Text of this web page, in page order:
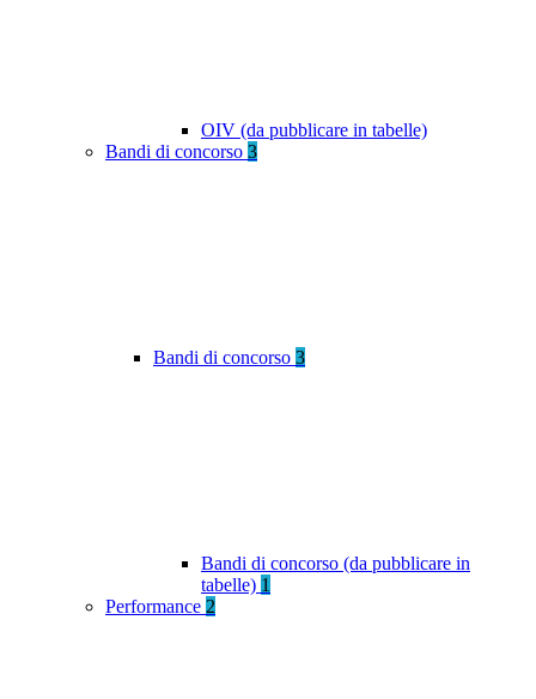
OIV (da pubblicare in tabelle)
Bandi di concorso 3
Bandi di concorso 3
Bandi di concorso (da pubblicare in
tabelle) 1
Performance 2